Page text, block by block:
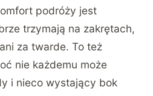
podróży jest
trzymają na zakrętach,
za twarde. To też
nie każdemu może
i nieco wystający bok